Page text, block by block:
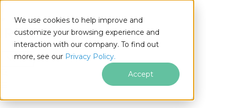
We use cookies to help improve and
customize your browsing experience and
interaction with our company. To find out
more, see our Privacy Policy.
Accept
.NET
跳至页脚内容